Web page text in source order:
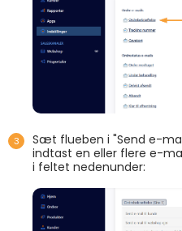
Sæt flueben i "Send e-
indtast en eller flere e-
i feltet nedenunder: